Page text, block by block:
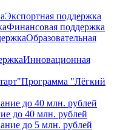
Экспортная поддержка
Финансовая поддержка
Образовательная
Инновационная
Программа "Лёгкий
до 40 млн. рублей